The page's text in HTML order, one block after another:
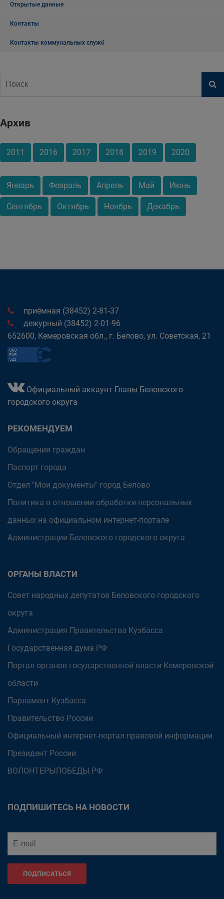
Открытые данные
Контакты
Контакты коммунальных служб
Архив
2011 2016 2017 2018 2019 2020
Январь Февраль Апрель Май Июнь
Сентябрь Октябрь Ноябрь Декабрь
приёмная (38452) 2-81-37
дежурный (38452) 2-01-96
652600, Кемеровская обл., г. Белово, ул. Советская, 21
Официальный аккаунт Главы Беловского
городского округа
РЕКОМЕНДУЕМ
Обращения граждан
Паспорт города
Отдел "Мои документы" город Белово
Политика в отношении обработки персональных
данных на официальном интернет-портале
Администрации Беловского городского округа
ОРГАНЫ ВЛАСТИ
Совет народных депутатов Беловского городского
округа
Администрация Правительства Кузбасса
Государственная дума РФ
Портал органов государственной власти Кемеровской
области
Парламент Кузбасса
Правительство России
Официальный интернет-портал правовой информации
Президент России
ВОЛОНТЕРЫПОБЕДЫ.РФ
ПОДПИШИТЕСЬ НА НОВОСТИ
ПОДПИСАТЬСЯ